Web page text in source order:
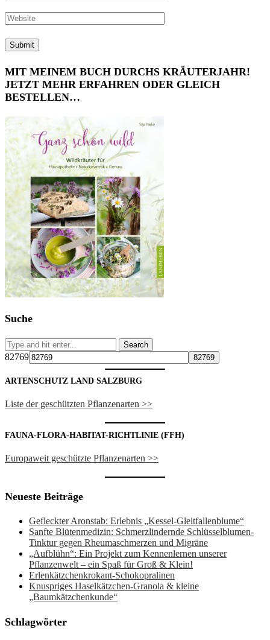
MIT MEINEM BUCH DURCHS KRÄUTERJAHR!
JETZT MEHR ERFAHREN ODER GLEICH
BESTELLEN…
Suche
82769
ARTENSCHUTZ LAND SALZBURG
Liste der geschützten Pflanzenarten >>
FAUNA-FLORA-HABITAT-RICHTLINIE (FFH)
Europaweit geschützte Pflanzenarten >>
Neueste Beiträge
Gefleckter Aronstab: Erlebnis „Kessel-Gleitfallenblume“
Sanfte Blütenmedizin: Schmerzlindernde Schlüsselblumen-
Tinktur gegen Rheumaschmerzen und Migräne
„Aufblühn“: Ein Projekt zum Kennenlernen unserer
Pflanzenwelt – ein Spaß für Groß & Klein!
Erlenkätzchenkrokant-Schokopralinen
Knuspriges Haselkätzchen-Granola & kleine
„Baumkätzchenkunde“
Schlagwörter